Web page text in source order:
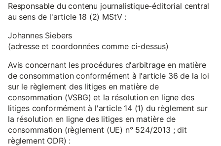
Responsable du contenu journalistique-éditorial central
au sens de l'article 18 (2) MStV :
Johannes Siebers
(adresse et coordonnées comme ci-dessus)
Avis concernant les procédures d'arbitrage en matière
de consommation conformément à l'article 36 de la loi
sur le règlement des litiges en matière de
consommation (VSBG) et la résolution en ligne des
litiges conformément à l'article 14 (1) du règlement sur
la résolution en ligne des litiges en matière de
consommation (règlement (UE) n° 524/2013 ; dit
règlement ODR) :